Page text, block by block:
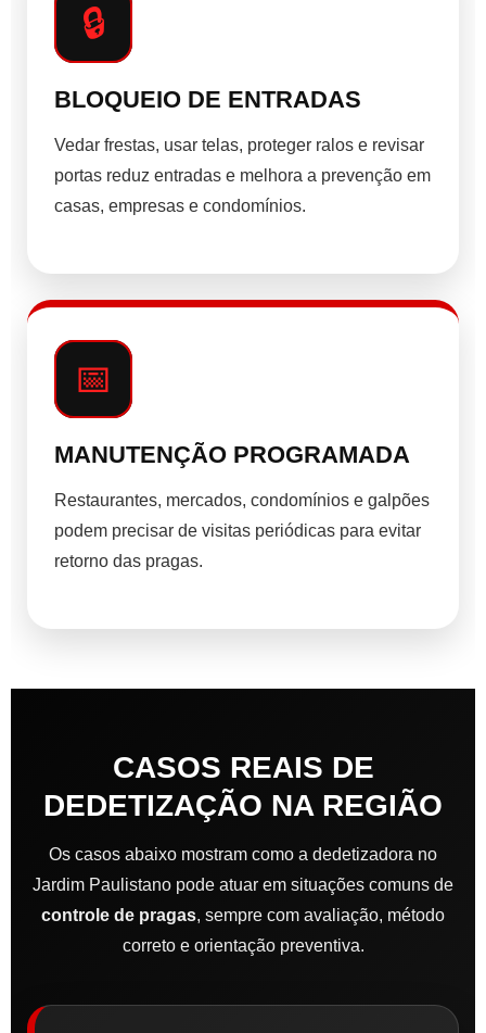
🔒
BLOQUEIO DE ENTRADAS
Vedar frestas, usar telas, proteger ralos e revisar
portas reduz entradas e melhora a prevenção em
casas, empresas e condomínios.
📅
MANUTENÇÃO PROGRAMADA
Restaurantes, mercados, condomínios e galpões
podem precisar de visitas periódicas para evitar
retorno das pragas.
CASOS REAIS DE
DEDETIZAÇÃO NA REGIÃO
Os casos abaixo mostram como a dedetizadora no
Jardim Paulistano pode atuar em situações comuns de
controle de pragas, sempre com avaliação, método
correto e orientação preventiva.